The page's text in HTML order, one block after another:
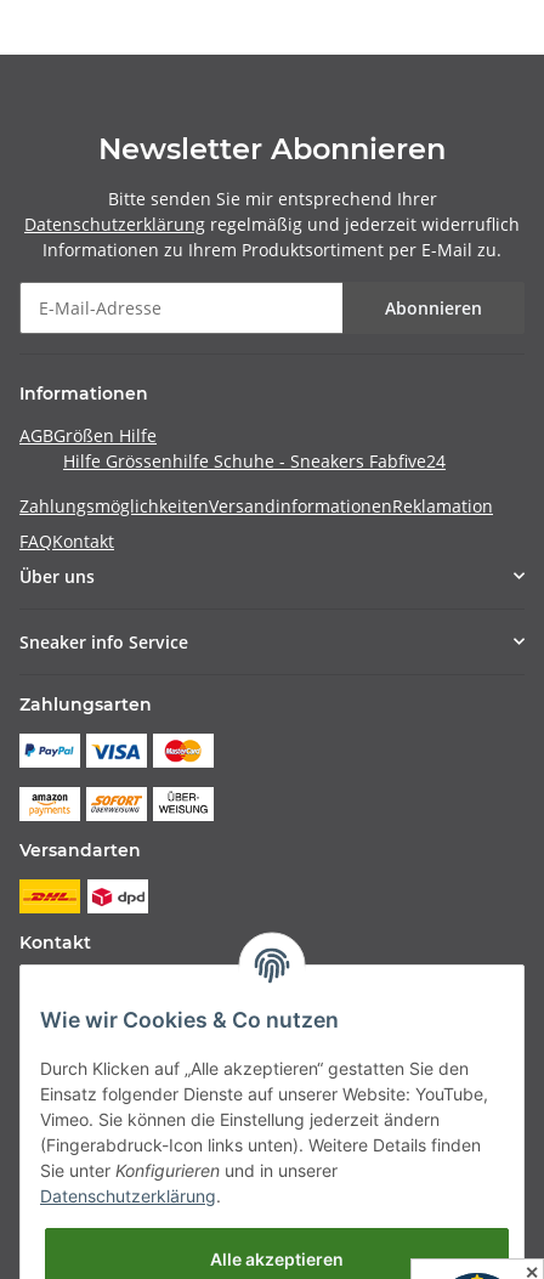
Newsletter Abonnieren
Bitte senden Sie mir entsprechend Ihrer
Datenschutzerklärung regelmäßig und jederzeit widerruflich
Informationen zu Ihrem Produktsortiment per E-Mail zu.
Abonnieren
Informationen
AGBGrößen Hilfe
Hilfe Grössenhilfe Schuhe - Sneakers Fabfive24
ZahlungsmöglichkeitenVersandinformationenReklamation
FAQKontakt
Über uns
Sneaker info Service
Zahlungsarten
Versandarten
Kontakt
Langstr. 51-53
63450 Hanau
Deutschland
Telefon:06181257350
E-Mail: shop@fabfive24.com
Vertrag widerrufen
Wie wir Cookies & Co nutzen
Durch Klicken auf „Alle akzeptieren“ gestatten Sie den
Einsatz folgender Dienste auf unserer Website: YouTube,
Vimeo. Sie können die Einstellung jederzeit ändern
(Fingerabdruck-Icon links unten). Weitere Details finden
Sie unter Konfigurieren und in unserer
Datenschutzerklärung.
Alle akzeptieren
✕